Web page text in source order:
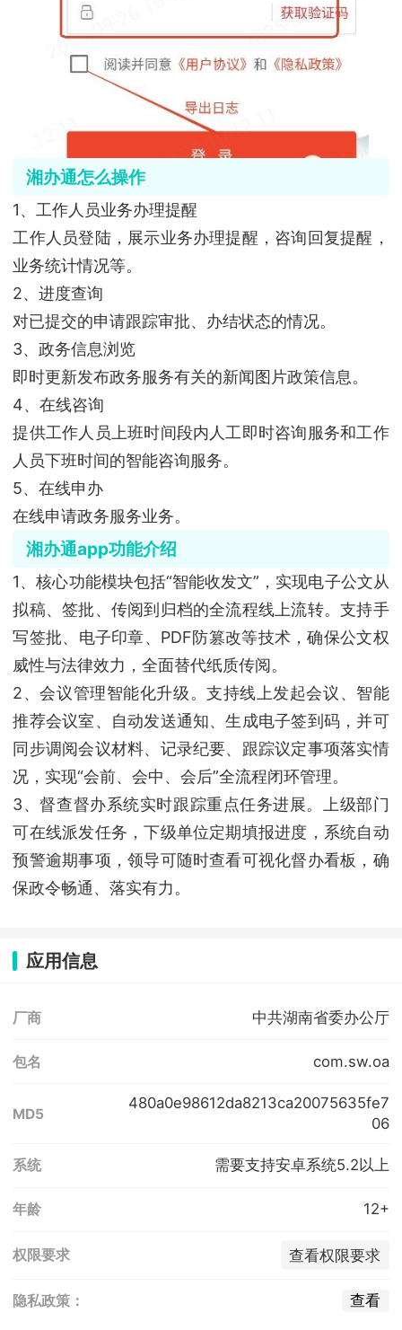
湘办通怎么操作
1、工作人员业务办理提醒
工作人员登陆，展示业务办理提醒，咨询回复提醒，
业务统计情况等。
2、进度查询
对已提交的申请跟踪审批、办结状态的情况。
3、政务信息浏览
即时更新发布政务服务有关的新闻图片政策信息。
4、在线咨询
提供工作人员上班时间段内人工即时咨询服务和工作
人员下班时间的智能咨询服务。
5、在线申办
在线申请政务服务业务。
湘办通app功能介绍
1、核心功能模块包括“智能收发文”，实现电子公文从
拟稿、签批、传阅到归档的全流程线上流转。支持手
写签批、电子印章、PDF防篡改等技术，确保公文权
威性与法律效力，全面替代纸质传阅。
2、会议管理智能化升级。支持线上发起会议、智能
推荐会议室、自动发送通知、生成电子签到码，并可
同步调阅会议材料、记录纪要、跟踪议定事项落实情
况，实现“会前、会中、会后”全流程闭环管理。
3、督查督办系统实时跟踪重点任务进展。上级部门
可在线派发任务，下级单位定期填报进度，系统自动
预警逾期事项，领导可随时查看可视化督办看板，确
保政令畅通、落实有力。
应用信息
厂商 中共湖南省委办公厅
包名 com.sw.oa
MD5
480a0e98612da8213ca20075635fe7
06
系统 需要支持安卓系统5.2以上
年龄 12+
权限要求 查看权限要求
隐私政策： 查看